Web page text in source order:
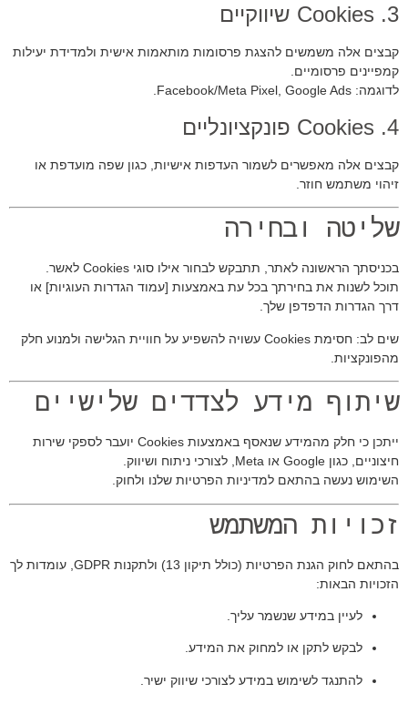
3. Cookies שיווקיים
קבצים אלה משמשים להצגת פרסומות מותאמות אישית ולמדידת יעילות
קמפיינים פרסומיים.
לדוגמה: Facebook/Meta Pixel, Google Ads.
4. Cookies פונקציונליים
קבצים אלה מאפשרים לשמור העדפות אישיות, כגון שפה מועדפת או
זיהוי משתמש חוזר.
שליטה ובחירה
בכניסתך הראשונה לאתר, תתבקש לבחור אילו סוגי Cookies לאשר.
תוכל לשנות את בחירתך בכל עת באמצעות [עמוד הגדרות העוגיות] או
דרך הגדרות הדפדפן שלך.
שים לב: חסימת Cookies עשויה להשפיע על חוויית הגלישה ולמנוע חלק
מהפונקציות.
שיתוף מידע לצדדים שלישיים
ייתכן כי חלק מהמידע שנאסף באמצעות Cookies יועבר לספקי שירות
חיצוניים, כגון Google או Meta, לצורכי ניתוח ושיווק.
השימוש נעשה בהתאם למדיניות הפרטיות שלנו ולחוק.
זכויות המשתמש
בהתאם לחוק הגנת הפרטיות (כולל תיקון 13) ולתקנות GDPR, עומדות לך
הזכויות הבאות:
לעיין במידע שנשמר עליך.
לבקש לתקן או למחוק את המידע.
להתנגד לשימוש במידע לצורכי שיווק ישיר.